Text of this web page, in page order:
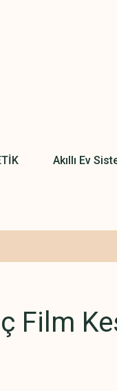
Akıllı Ev
Film